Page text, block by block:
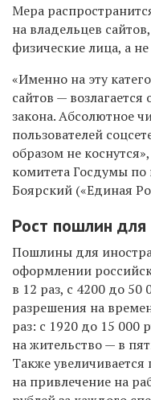
Мера
на владельцев
физические лица, а
«Именно на эту
сайтов —
закона. Абсолютное
пользователей
образом не
комитета Госдумы
Боярский («Единая
Рост пошлин для
Пошлины для
оформлении
в 12 раз, с 4200 до
разрешения на
раз: с 1920 до 15
на жительство — в
Также
на привлечение на